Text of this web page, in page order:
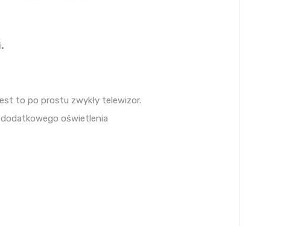
to po prostu zwykły telewizor.
oświetlenia